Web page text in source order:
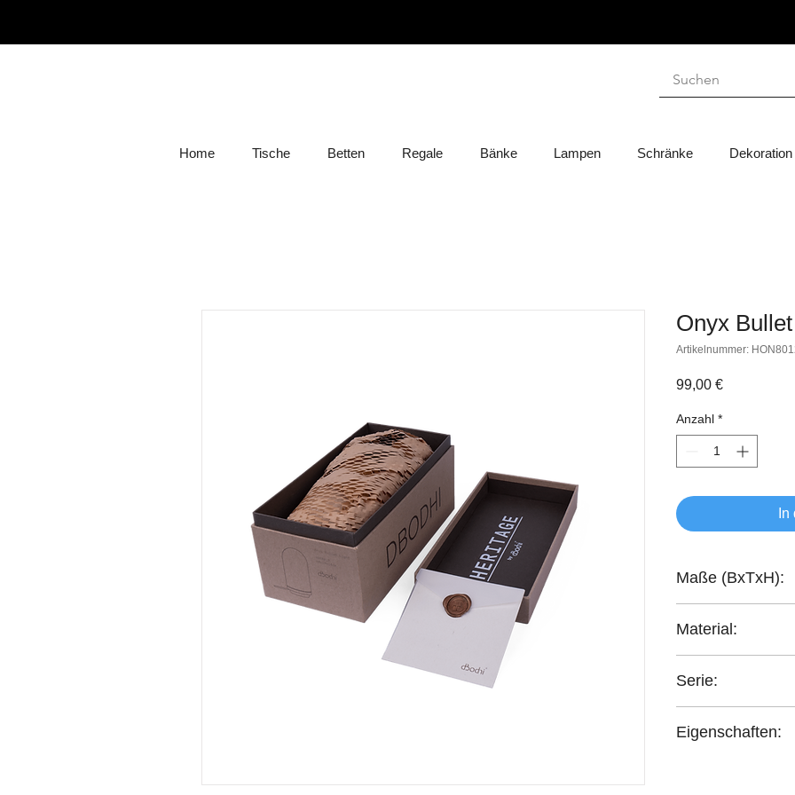
Home Tische Betten Regale Bänke Lampen Schränke Dekoration
Onyx
Artikelnummer:
99,00 €Preis
Anzahl *
Maße (BxTxH):
Material:
Serie:
Eigenschaften: